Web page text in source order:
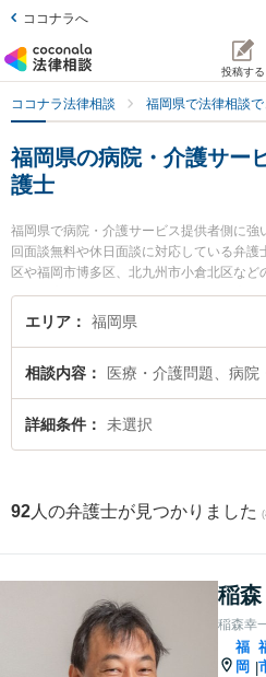
ココナラへ
投稿する
ココナラ法律相談 福岡県で法律相談
福岡県の病院・介護サー
護士
福岡県で病院・介護サービス提供者側に
回面談無料や休日面談に対応している弁
区や福岡市博多区、北九州市小倉北区など
す。医療・介護問題に関係する歯科治療
の訴訟等の細かな分野での絞り込み検索
ます。『福岡県で土日や夜間に発生した
ルを今すぐに弁護士に相談したい』『病
解決の実績豊富な近くの弁護士を検索し
エリア 福岡県
相談内容
詳細条件 未選択
92 人の弁護士が見つかりました
稲
稲森幸
福
岡 |